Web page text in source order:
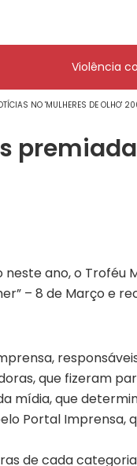
Violência
NO 'MULHERES DE OLHO'
neste ano, o
– 8 de Março e
que fizeram
mídia, que
Portal Imprensa,
de cada